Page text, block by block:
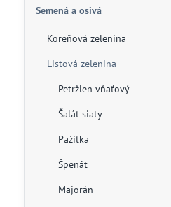
Semená a osivá
Koreňová zelenina
Listová zelenina
Petržlen vňaťový
Šalát siaty
Pažítka
Špenát
Majorán